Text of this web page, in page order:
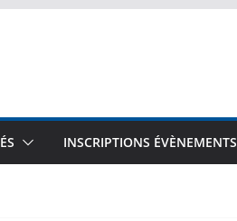
INSCRIPTIONS ÉVÈNEMENTS